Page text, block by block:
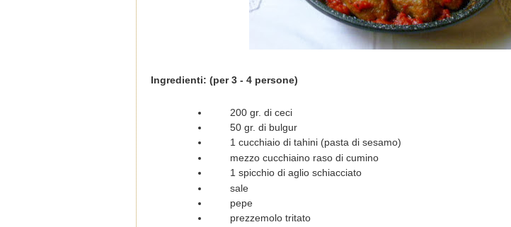
Ingredienti: (per 3 - 4 persone)
200 gr. di ceci
50 gr. di bulgur
1 cucchiaio di tahini (pasta di sesamo)
mezzo cucchiaino raso di cumino
1 spicchio di aglio schiacciato
sale
pepe
prezzemolo tritato